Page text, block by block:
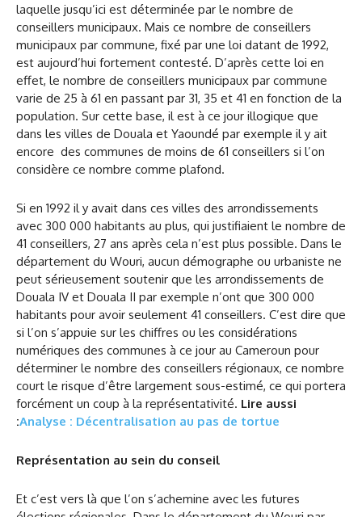
laquelle jusqu’ici est déterminée par le nombre de
conseillers municipaux. Mais ce nombre de conseillers
municipaux par commune, fixé par une loi datant de 1992,
est aujourd’hui fortement contesté. D’après cette loi en
effet, le nombre de conseillers municipaux par commune
varie de 25 à 61 en passant par 31, 35 et 41 en fonction de la
population. Sur cette base, il est à ce jour illogique que
dans les villes de Douala et Yaoundé par exemple il y ait
encore des communes de moins de 61 conseillers si l’on
considère ce nombre comme plafond.
Si en 1992 il y avait dans ces villes des arrondissements
avec 300 000 habitants au plus, qui justifiaient le nombre de
41 conseillers, 27 ans après cela n’est plus possible. Dans le
département du Wouri, aucun démographe ou urbaniste ne
peut sérieusement soutenir que les arrondissements de
Douala IV et Douala II par exemple n’ont que 300 000
habitants pour avoir seulement 41 conseillers. C’est dire que
si l’on s’appuie sur les chiffres ou les considérations
numériques des communes à ce jour au Cameroun pour
déterminer le nombre des conseillers régionaux, ce nombre
court le risque d’être largement sous-estimé, ce qui portera
forcément un coup à la représentativité. Lire aussi
:Analyse : Décentralisation au pas de tortue
Représentation au sein du conseil
Et c’est vers là que l’on s’achemine avec les futures